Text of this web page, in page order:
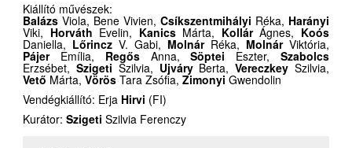
Kiállító művészek:
Balázs Viola, Bene Vivien, Csíkszentmihályi Réka, Harányi
Viki, Horváth Evelin, Kanics Márta, KollárÁgnes, Koós
Daniella, Lőrincz V. Gabi, Molnár Réka, Molnár Viktória,
Pájer Emília, Regős Anna,Söptei Eszter,Szabolcs
Erzsébet, Szigeti Szilvia, Ujváry Berta,VereczkeySzilvia,
Vető Márta, Vörös Tara Zsófia, Zimonyi Gwendolin
Vendégkiállító: Erja Hirvi (FI)
Kurátor: Szigeti Szilvia Ferenczy